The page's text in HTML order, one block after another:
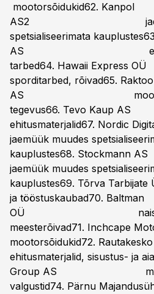
mootorsõidukid62. Kanpol
AS2
spetsialiseerimata
AS
tarbed64. Hawaii
sporditarbed, rõivad65.
AS
tegevus66. Tevo
ehitusmaterjalid67.
jaemüük muudes
kauplustes68.
jaemüük muudes
kauplustes69. Tõrva
ja tööstuskaubad70. Baltman
OÜ naiste-
meesterõivad71. Inchcape
mootorsõidukid72.
ehitusmaterjalid, sisustus- ja
Group AS
valgustid74. Pärnu